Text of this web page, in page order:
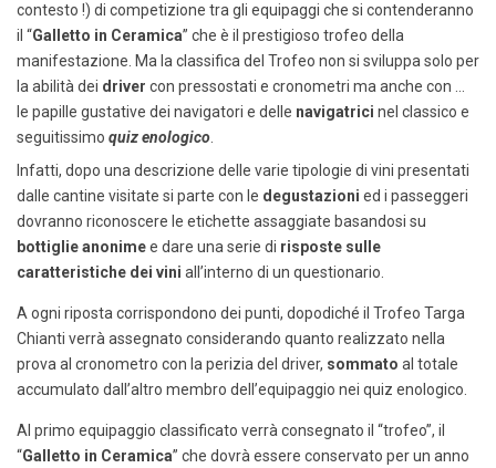
contesto !) di competizione tra gli equipaggi che si contenderanno
il “Galletto in Ceramica” che è il prestigioso trofeo della
manifestazione. Ma la classifica del Trofeo non si sviluppa solo per
la abilità dei driver con pressostati e cronometri ma anche con …
le papille gustative dei navigatori e delle navigatrici nel classico e
seguitissimo quiz enologico
Infatti, dopo una descrizione delle varie tipologie di vini presentati
dalle cantine visitate si parte con le degustazioni ed i passeggeri
dovranno riconoscere le etichette assaggiate basandosi su
bottiglie anonimee dare una serie di risposte sulle
caratteristiche dei vini all’interno di un questionario.
A ogni riposta corrispondono dei punti, dopodiché il Trofeo Targa
Chianti verrà assegnato considerando quanto realizzato nella
prova al cronometro con la perizia del driver, sommato al totale
accumulato dall’altro membro dell’equipaggio nei quiz enologico.
Al primo equipaggio classificato verrà consegnato il “trofeo”, il
“Galletto in Ceramica” che dovrà essere conservato per un anno